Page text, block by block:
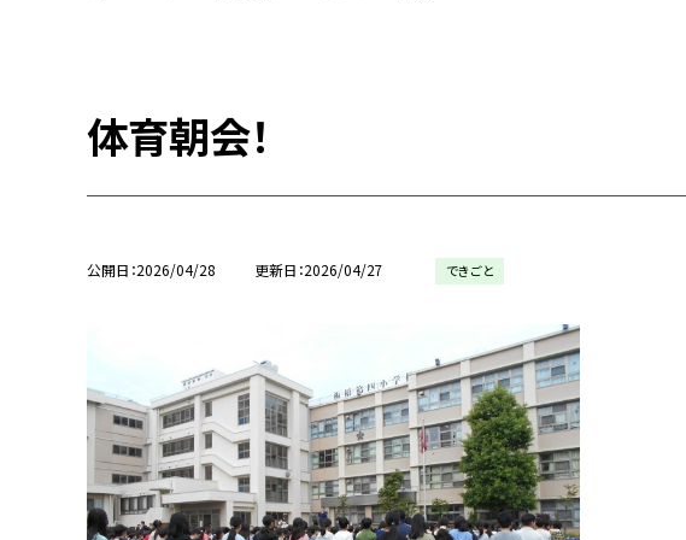
体育朝会！
公開日 2026/04/28 更新日 2026/04/27 できごと